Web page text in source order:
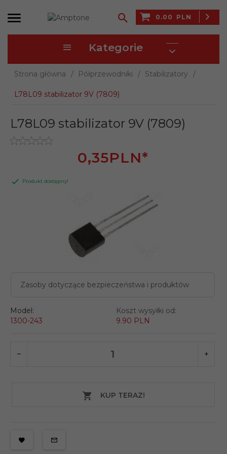
0.00 PLN
Kategorie
Strona główna Półprzewodniki Stabilizatory
L78L09 stabilizator 9V (7809)
Zasoby dotyczące bezpieczeństwa i produktów
L78L09 stabilizator 9V (7809)
0,35PLN*
Produkt dostępny!
Model:
1300-243
Koszt wysyłki od:
9.90 PLN
KUP TERAZ!